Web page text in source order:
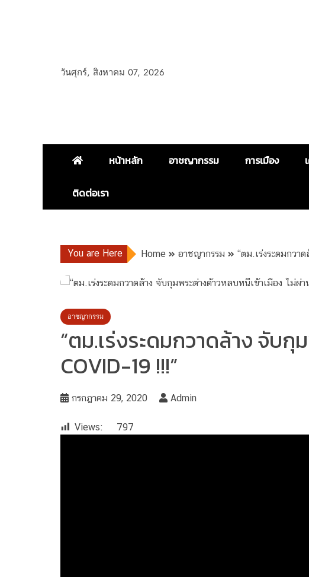
วันศุกร์, สิงหาคม 07, 2026
หน้าหลัก อาชญากรรม การเมือง
ติดต่อเรา
You are Here Home อาชญากรรม “ตม.เร่งระดมกวา
อาชญากรรม
“ตม.เร่งระดมกวาดล้าง จับกุ
COVID-19 !!!”
กรกฎาคม 29, 2020 Admin
Views: 797